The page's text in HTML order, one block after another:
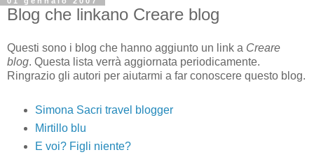
Blog che linkano Creare blog
Questi sono i blog che hanno aggiunto un link a Creare
blog. Questa lista verrà aggiornata periodicamente.
Ringrazio gli autori per aiutarmi a far conoscere questo blog.
Simona Sacri travel blogger
Mirtillo blu
E voi? Figli niente?